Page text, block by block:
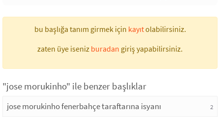
bu başlığa tanım girmek için kayıtolabilirsiniz.
zaten üye iseniz buradan giriş yapabilirsiniz.
"jose morukinho" ile benzer başlıklar
jose morukinho fenerbahçe taraftarına isyanı 2